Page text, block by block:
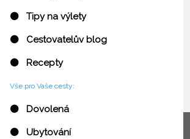
⚫ Tipy na výlety
⚫ Cestovatelův blog
⚫ Recepty
Vše pro Vaše cesty:
⚫ Dovolená
⚫ Ubytování